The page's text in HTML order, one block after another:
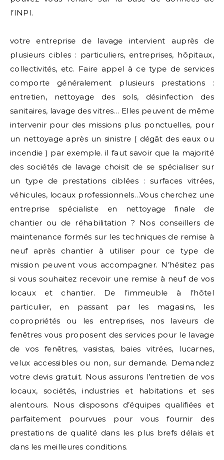
l’INPI.
votre entreprise de lavage intervient auprès de
plusieurs cibles : particuliers, entreprises, hôpitaux,
collectivités, etc. Faire appel à ce type de services
comporte généralement plusieurs prestations :
entretien, nettoyage des sols, désinfection des
sanitaires, lavage des vitres… Elles peuvent de même
intervenir pour des missions plus ponctuelles, pour
un nettoyage après un sinistre ( dégât des eaux ou
incendie ) par exemple. il faut savoir que la majorité
des sociétés de lavage choisit de se spécialiser sur
un type de prestations ciblées : surfaces vitrées,
véhicules, locaux professionnels…Vous cherchez une
entreprise spécialiste en nettoyage finale de
chantier ou de réhabilitation ? Nos conseillers de
maintenance formés sur les techniques de remise à
neuf après chantier à utiliser pour ce type de
mission peuvent vous accompagner. N’hésitez pas
si vous souhaitez recevoir une remise à neuf de vos
locaux et chantier. De l’immeuble à l’hôtel
particulier, en passant par les magasins, les
copropriétés ou les entreprises, nos laveurs de
fenêtres vous proposent des services pour le lavage
de vos fenêtres, vasistas, baies vitrées, lucarnes,
velux accessibles ou non, sur demande. Demandez
votre devis gratuit. Nous assurons l’entretien de vos
locaux, sociétés, industries et habitations et ses
alentours. Nous disposons d’équipes qualifiées et
parfaitement pourvues pour vous fournir des
prestations de qualité dans les plus brefs délais et
dans les meilleures conditions.